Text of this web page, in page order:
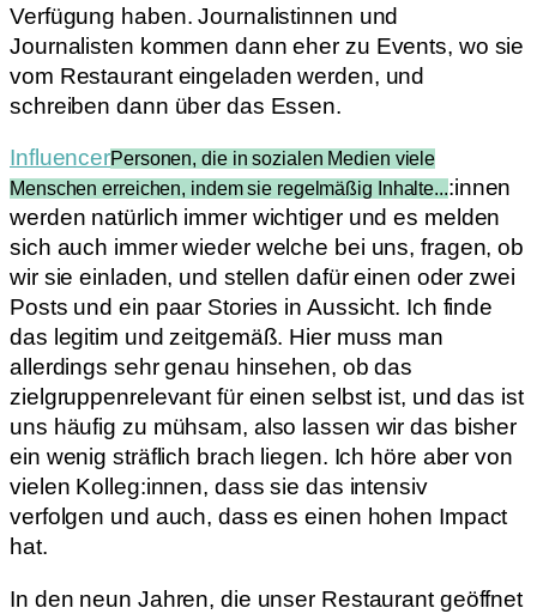
Verfügung haben. Journalistinnen und
Journalisten kommen dann eher zu Events, wo sie
vom Restaurant eingeladen werden, und
schreiben dann über das Essen.
InfluencerPersonen, die in sozialen Medien viele
Menschen erreichen, indem sie regelmäßig Inhalte...:innen
werden natürlich immer wichtiger und es melden
sich auch immer wieder welche bei uns, fragen, ob
wir sie einladen, und stellen dafür einen oder zwei
Posts und ein paar Stories in Aussicht. Ich finde
das legitim und zeitgemäß. Hier muss man
allerdings sehr genau hinsehen, ob das
zielgruppenrelevant für einen selbst ist, und das ist
uns häufig zu mühsam, also lassen wir das bisher
ein wenig sträflich brach liegen. Ich höre aber von
vielen Kolleg:innen, dass sie das intensiv
verfolgen und auch, dass es einen hohen Impact
hat.
In den neun Jahren, die unser Restaurant geöffnet